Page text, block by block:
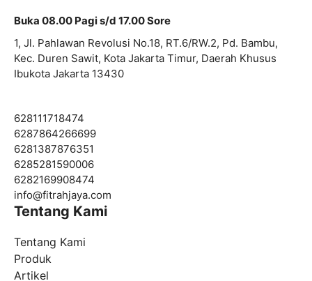
Buka 08.00 Pagi s/d 17.00 Sore
1, Jl. Pahlawan Revolusi No.18, RT.6/RW.2, Pd. Bambu,
Kec. Duren Sawit, Kota Jakarta Timur, Daerah Khusus
Ibukota Jakarta 13430
628111718474
6287864266699
6281387876351
6285281590006
6282169908474
info@fitrahjaya.com
Tentang Kami
Tentang Kami
Produk
Artikel